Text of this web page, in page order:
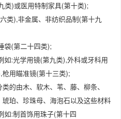
)或医用特制家具(第十类);
),非金属、非纺织品制(第十九
(第二十四类);
如:光学用镜(第九类),外科或牙科用
用瞄准镜(第十三类);
由木、软木、苇、藤、柳条、
珀、珍珠母、海泡石以及这些材料
如:制首饰用珠子(第十四